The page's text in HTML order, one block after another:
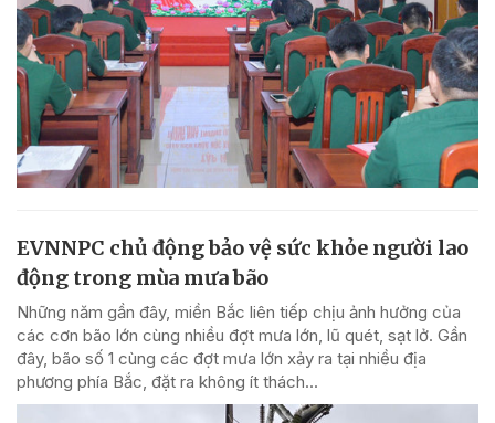
EVNNPC chủ động bảo vệ sức khỏe người lao
động trong mùa mưa bão
Những năm gần đây, miền Bắc liên tiếp chịu ảnh hưởng của
các cơn bão lớn cùng nhiều đợt mưa lớn, lũ quét, sạt lở. Gần
đây, bão số 1 cùng các đợt mưa lớn xảy ra tại nhiều địa
phương phía Bắc, đặt ra không ít thách...